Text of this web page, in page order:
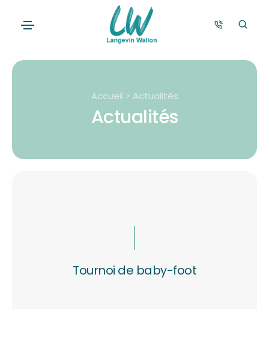
Accueil > Actualités
Actualités
Tournoi de baby-foot